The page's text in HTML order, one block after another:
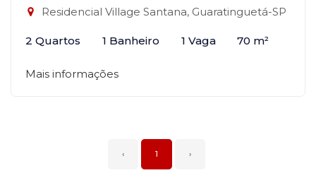
Residencial Village Santana, Guaratinguetá-SP
2 Quartos 1 Banheiro 1 Vaga 70 m²
Mais informações
‹ 1 ›